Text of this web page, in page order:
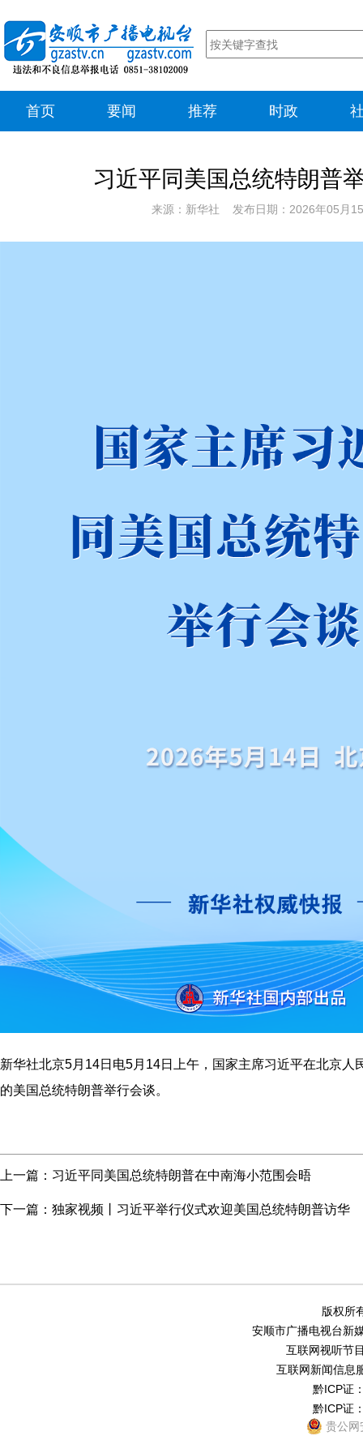
首页 要闻 推荐 时政
习近平同美国总统特朗普
来源：新华社 发布日期：2026年05月
新华社北京5月14日电5月14日上午，国家主席习近平在北京人
的美国总统特朗普举行会谈。
上一篇： 习近平同美国总统特朗普在中南海小范围会晤
下一篇： 独家视频丨习近平举行仪式欢迎美国总统特朗普访华
版权所
安顺市广播电视台新
互联网视听节
互联网新闻信息
黔ICP证
黔ICP证
贵公